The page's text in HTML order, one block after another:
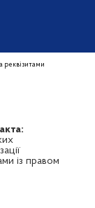
реквізитами
із правом